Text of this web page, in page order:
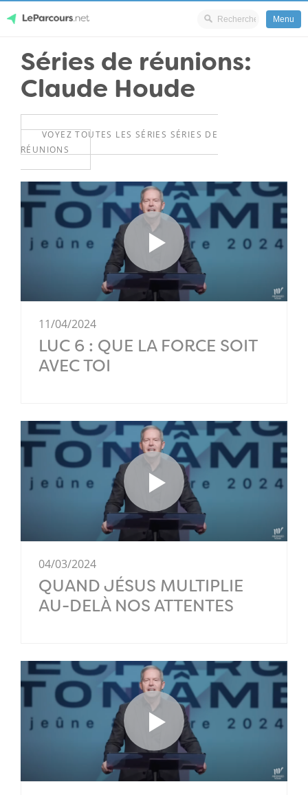
content
LeParcours.net
Menu
Séries de réunions:
Claude Houde
VOYEZ TOUTES LES SÉRIES SÉRIES DE
RÉUNIONS
11/04/2024
LUC 6 : QUE LA FORCE SOIT
AVEC TOI
04/03/2024
QUAND JÉSUS MULTIPLIE
AU-DELÀ NOS ATTENTES